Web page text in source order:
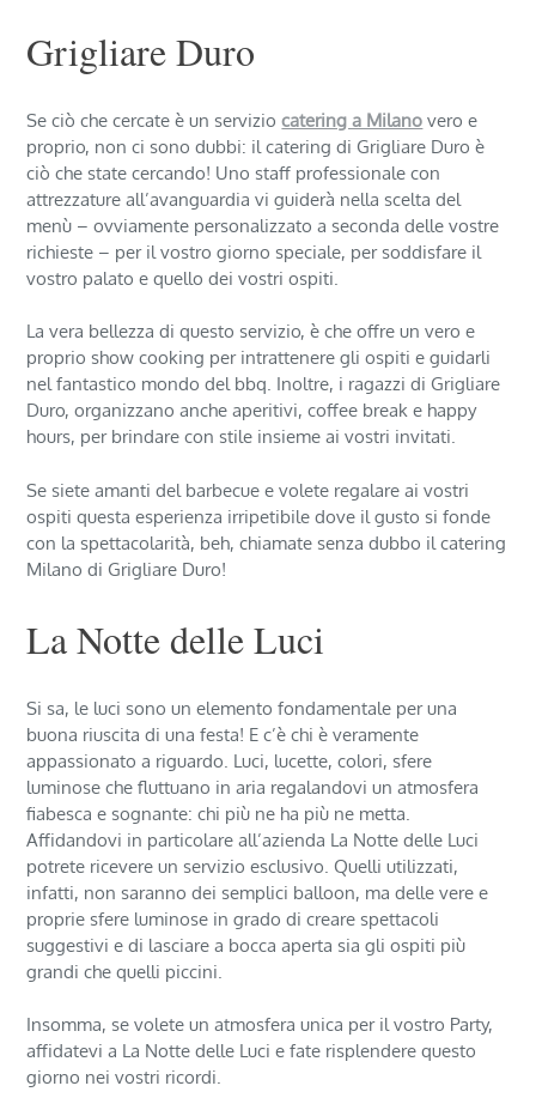
Grigliare Duro
Se ciò che cercate è un serviziocatering a Milano vero e
proprio, non ci sono dubbi: il catering di Grigliare Duro è
ciò che state cercando! Uno staff professionale con
attrezzature all’avanguardia vi guiderà nella scelta del
menù – ovviamente personalizzato a seconda delle vostre
richieste – per il vostro giorno speciale, per soddisfare il
vostro palato e quello dei vostri ospiti.
La vera bellezza di questo servizio, è che offre un vero e
proprio show cooking per intrattenere gli ospiti e guidarli
nel fantastico mondo del bbq. Inoltre, i ragazzi di Grigliare
Duro, organizzano anche aperitivi, coffee break e happy
hours, per brindare con stile insieme ai vostri invitati.
Se siete amanti del barbecue e volete regalare ai vostri
ospiti questa esperienza irripetibile dove il gusto si fonde
con la spettacolarità, beh, chiamate senza dubbo il catering
Milano di Grigliare Duro!
La Notte delle Luci
Si sa, le luci sono un elemento fondamentale per una
buona riuscita di una festa! E c’è chi è veramente
appassionato a riguardo. Luci, lucette, colori, sfere
luminose che fluttuano in aria regalandovi un atmosfera
fiabesca e sognante: chi più ne ha più ne metta.
Affidandovi in particolare all’azienda La Notte delle Luci
potrete ricevere un servizio esclusivo. Quelli utilizzati,
infatti, non saranno dei semplici balloon, ma delle vere e
proprie sfere luminose in grado di creare spettacoli
suggestivi e di lasciare a bocca aperta sia gli ospiti più
grandi che quelli piccini.
Insomma, se volete un atmosfera unica per il vostro Party,
affidatevi a La Notte delle Luci e fate risplendere questo
giorno nei vostri ricordi.